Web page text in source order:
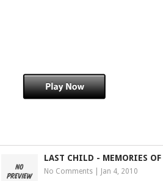
LAST CHILD - MEMORIES OF
No Comments Jan 4, 2010